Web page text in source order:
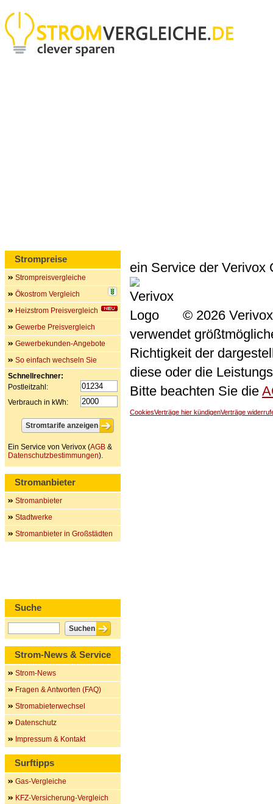
ein Service der Verivox
© 2026
verwendet
Richtigkeit der
diese oder die
Bitte beachten Sie die
CookiesVerträge hier kündigenVerträge
Strompreise
Strompreisvergleiche
Ökostrom Vergleich
Heizstrom Preisvergleich
Gewerbe Preisvergleich
Gewerbekunden-Angebote
So einfach wechseln Sie
Schnellrechner:
Postleitzahl:
Verbrauch in kWh:
Ein Service von Verivox (AGB &
Datenschutzbestimmungen).
Stromanbieter
Stromanbieter
Stadtwerke
Stromanbieter in Großstädten
Suche
Strom-News & Service
Strom-News
Fragen & Antworten (FAQ)
Stromabieterwechsel
Datenschutz
Impressum & Kontakt
Surftipps
Gas-Vergleiche
KFZ-Versicherung-Vergleich